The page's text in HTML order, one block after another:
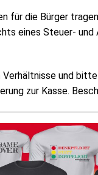
für die Bürger
eines Steuer-
und
zur Kasse.